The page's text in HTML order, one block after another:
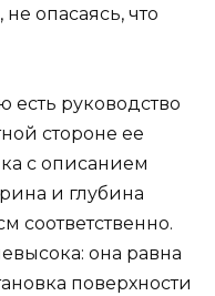
опасаясь, что
есть руководство
стороне ее
с описанием
и глубина
соответственно.
она равна
поверхности